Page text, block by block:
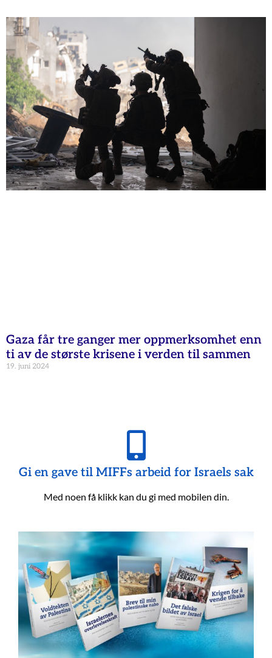
Gaza får tre ganger mer oppmerksomhet enn
ti av de største krisene i verden til sammen
19. juni 2024
Gi en gave til MIFFs arbeid for Israels sak
Med noen få klikk kan du gi med mobilen din.